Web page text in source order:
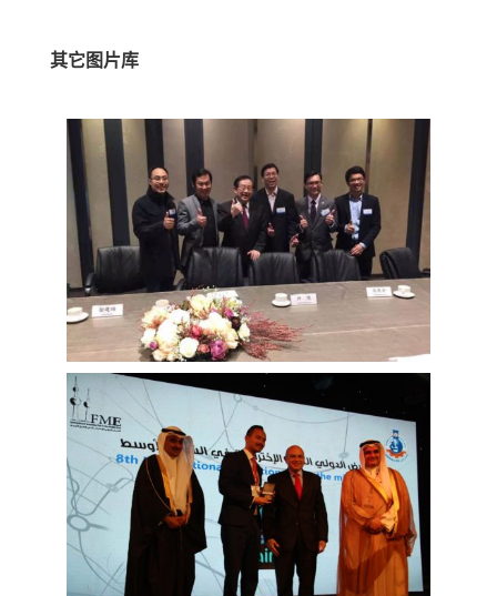
其它图片库
科技部万钢部长青年
创业家座谈会/团结香
港基金「创新创意创
业」午餐会
科威特中东国际发明
展